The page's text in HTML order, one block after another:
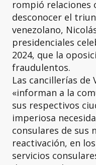
rompió relaciones
desconocer el
venezolano,
presidenciales
2024, que la
fraudulentos.
Las cancillerías de
«informan a la
sus respectivos
imperiosa
consulares de sus
reactivación, en
servicios